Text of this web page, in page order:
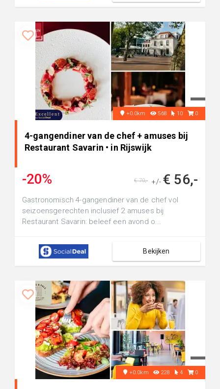
+0.0km 568 10 0
4-gangendiner van de chef + amuses bij
Restaurant Savarin • in Rijswijk
-20% +/- € 56,-
€ 70,-
Gastronomisch 4-gangendiner van de chef vol
seizoensgerechten inclusief 2 amuses bij
Restaurant Savarin: beleef een avond o...
Bekijken
+0.0km 228 4 0